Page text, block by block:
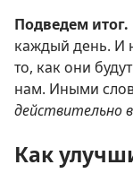
Подведем итог.
каждый день. И
то, как они
нам. Иными
действительно
Как